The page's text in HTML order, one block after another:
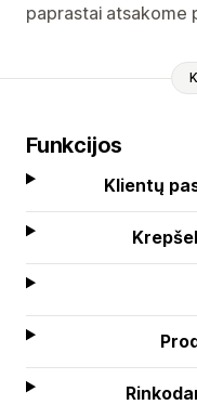
paprastai atsakome
Funkcijos
Klientų